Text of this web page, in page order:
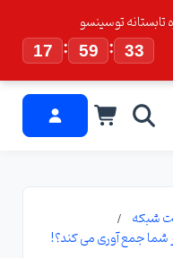
توسینسو
17
: 59 : 33
شبکه
شما جمع آوری می کند؟!